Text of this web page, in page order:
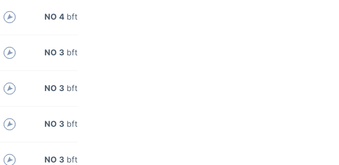
NO 4 bft
NO 3 bft
NO 3 bft
NO 3 bft
NO 3 bft